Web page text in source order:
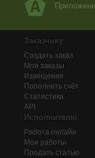
Заказчику
Создать заказ
Мои заказы
Извещения
Пополнить счёт
Статистика
API
Исполнителю
Работа онлайн
Мои работы
Продать статью